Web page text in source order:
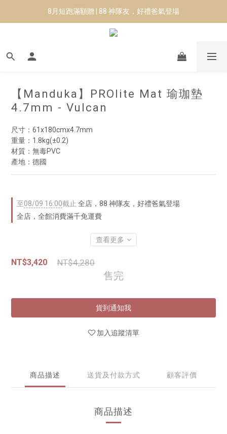
8月短跑滿額贈 | 88 神隊友，好禮爸氣登場
8月短跑滿額贈 | 88 神隊友，好禮爸氣登場
✨CURARING-韓國多功能深層按摩環｜新品預購88折！✨
Manduka-跟著青蛙去旅行｜快閃第二站-台南
【Manduka】PROlite Mat 瑜珈墊
4.7mm - Vulcan
尺寸：61x180cmx4.7mm
重量：1.8kg(±0.2)
材質：無毒PVC
產地：德國
至08/09 16:00截止 全店，88 神隊友，好禮爸氣登場
全店，全館消費滿千免運費
查看更多
NT$3,420 NT$4,280
售完
貨到通知我
加入追蹤清單
商品描述 送貨及付款方式 顧客評價
商品描述